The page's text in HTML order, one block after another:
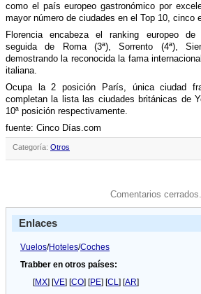
como el paí­s europeo gastronómico por
mayor número de ciudades en el Top 10, cinco
Florencia encabeza el ranking europeo de
seguida de Roma (3ª), Sorrento (4ª),
demostrando la reconocida la fama
italiana.
Ocupa la 2 posición Parí­s, única ciudad
completan la lista las ciudades británicas de
10ª posición respectivamente.
fuente: Cinco Dí­as.com
Categoría: Otros
Comentarios cerrados.
Enlaces
Vuelos/Hoteles/Coches
Trabber en otros países:
[MX] [VE] [CO] [PE] [CL] [AR]